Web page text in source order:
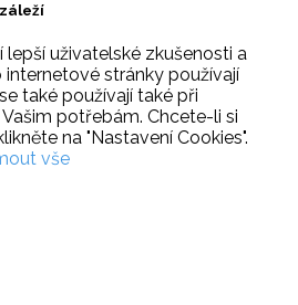
uživatelské zkušenosti a
stránky používají
také používají také při
potřebám. Chcete-li si
na "Nastavení Cookies".
vše